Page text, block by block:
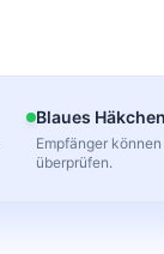
Blaues
Empfänger
überprüfen.